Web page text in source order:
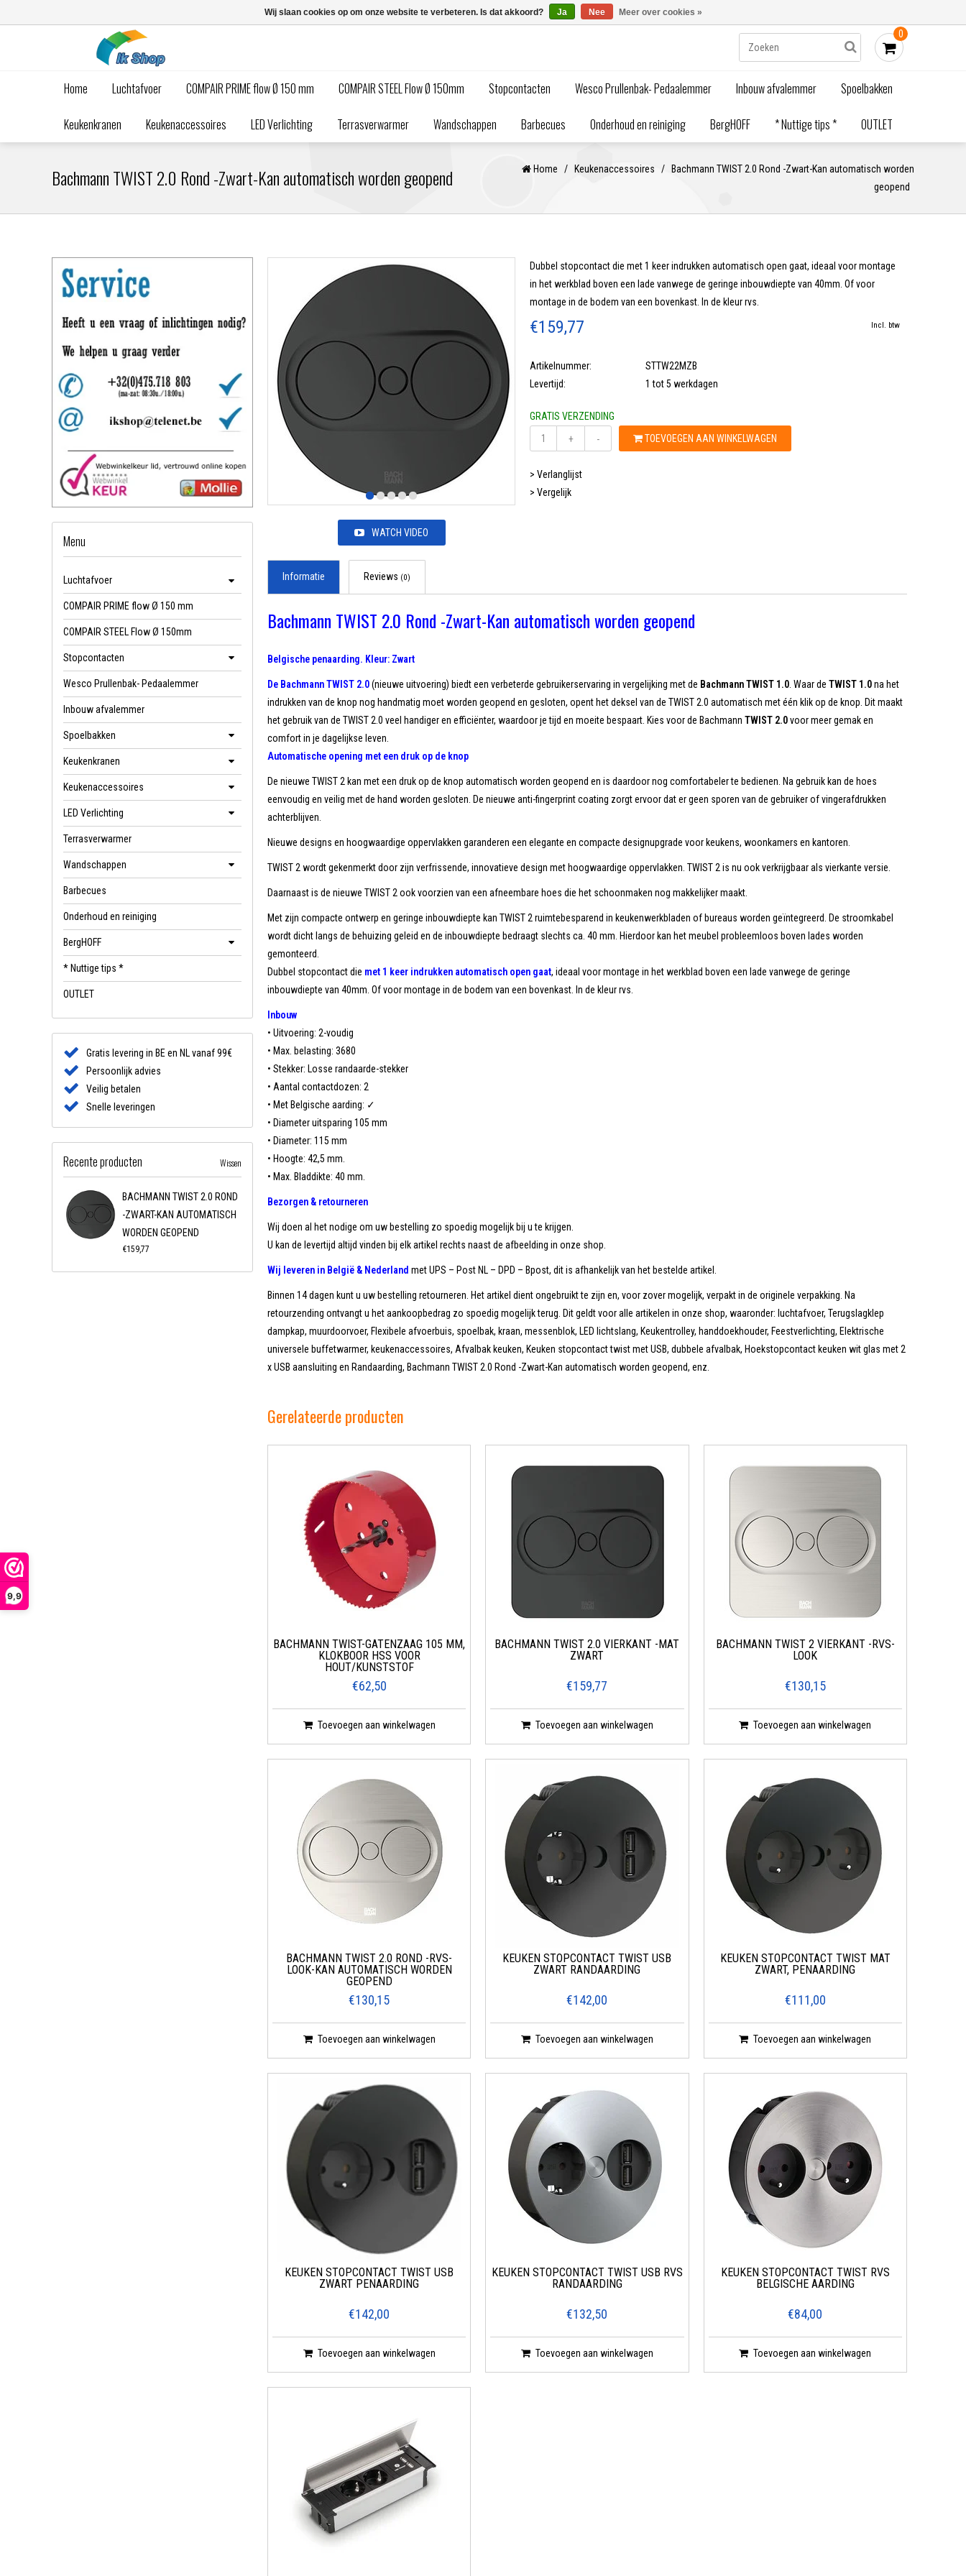
9,9
0
Home Luchtafvoer COMPAIR PRIME flow Ø 150 mm COMPAIR STEEL Flow Ø 150mm Stopcontacten Wesco Prullenbak- Pedaalemmer Inbouw afvalemmer Spoelbakken
Keukenkranen Keukenaccessoires LED Verlichting Terrasverwarmer Wandschappen Barbecues Onderhoud en reiniging BergHOFF * Nuttige tips * OUTLET
Bachmann TWIST 2.0 Rond -Zwart-Kan automatisch worden geopend Home / Keukenaccessoires /
Bachmann TWIST 2.0 Rond -Zwart-Kan automatisch worden
geopend
WATCH VIDEO
Dubbel stopcontact die met 1 keer indrukken automatisch open gaat, ideaal voor montage
in het werkblad boven een lade vanwege de geringe inbouwdiepte van 40mm. Of voor
montage in de bodem van een bovenkast. In de kleur rvs.
€159,77 Incl. btw
Artikelnummer:
STTW22MZB
Levertijd:
1 tot 5 werkdagen
GRATIS VERZENDING
+
- TOEVOEGEN AAN WINKELWAGEN
> Verlanglijst
> Vergelijk
Informatie Reviews (0)
Bachmann TWIST 2.0 Rond -Zwart-Kan automatisch worden geopend
Belgische penaarding. Kleur: Zwart
De Bachmann TWIST 2.0(nieuwe uitvoering) biedt een verbeterde gebruikerservaring in vergelijking met de Bachmann TWIST 1.0 . Waar de TWIST 1.0na het
indrukken van de knop nog handmatig moet worden geopend en gesloten, opent het deksel van de TWIST 2.0 automatisch met één klik op de knop. Dit maakt
het gebruik van de TWIST 2.0 veel handiger en efficiënter, waardoor je tijd en moeite bespaart. Kies voor de Bachmann TWIST 2.0voor meer gemak en
comfort in je dagelijkse leven.
Automatische opening met een druk op de knop
De nieuwe TWIST 2 kan met een druk op de knop automatisch worden geopend en is daardoor nog comfortabeler te bedienen. Na gebruik kan de hoes
eenvoudig en veilig met de hand worden gesloten. De nieuwe anti-fingerprint coating zorgt ervoor dat er geen sporen van de gebruiker of vingerafdrukken
achterblijven.
Nieuwe designs en hoogwaardige oppervlakken garanderen een elegante en compacte designupgrade voor keukens, woonkamers en kantoren.
TWIST 2 wordt gekenmerkt door zijn verfrissende, innovatieve design met hoogwaardige oppervlakken. TWIST 2 is nu ook verkrijgbaar als vierkante versie.
Daarnaast is de nieuwe TWIST 2 ook voorzien van een afneembare hoes die het schoonmaken nog makkelijker maakt.
Met zijn compacte ontwerp en geringe inbouwdiepte kan TWIST 2 ruimtebesparend in keukenwerkbladen of bureaus worden geïntegreerd. De stroomkabel
wordt dicht langs de behuizing geleid en de inbouwdiepte bedraagt slechts ca. 40 mm. Hierdoor kan het meubel probleemloos boven lades worden
gemonteerd.
Dubbel stopcontact die met 1 keer indrukken automatisch open gaat, ideaal voor montage in het werkblad boven een lade vanwege de geringe
inbouwdiepte van 40mm. Of voor montage in de bodem van een bovenkast. In de kleur rvs.
Inbouw
• Uitvoering: 2-voudig
• Max. belasting: 3680
• Stekker: Losse randaarde-stekker
• Aantal contactdozen: 2
• Met Belgische aarding: ✓
• Diameter uitsparing 105 mm
• Diameter: 115 mm
• Hoogte: 42,5 mm.
• Max. Bladdikte: 40 mm.
Bezorgen & retourneren
Wij doen al het nodige om uw bestelling zo spoedig mogelijk bij u te krijgen.
U kan de levertijd altijd vinden bij elk artikel rechts naast de afbeelding in onze shop.
Wij leveren in België & Nederland met UPS – Post NL – DPD – Bpost, dit is afhankelijk van het bestelde artikel.
Binnen 14 dagen kunt u uw bestelling retourneren. Het artikel dient ongebruikt te zijn en, voor zover mogelijk, verpakt in de originele verpakking. Na
retourzending ontvangt u het aankoopbedrag zo spoedig mogelijk terug. Dit geldt voor alle artikelen in onze shop, waaronder: luchtafvoer, Terugslagklep
dampkap, muurdoorvoer, Flexibele afvoerbuis, spoelbak, kraan, messenblok, LED lichtslang, Keukentrolley, handdoekhouder, Feestverlichting, Elektrische
universele buffetwarmer, keukenaccessoires, Afvalbak keuken, Keuken stopcontact twist met USB, dubbele afvalbak, Hoekstopcontact keuken wit glas met 2
x USB aansluiting en Randaarding, Bachmann TWIST 2.0 Rond -Zwart-Kan automatisch worden geopend, enz.
Gerelateerde producten
BACHMANN TWIST-GATENZAAG 105 MM,
KLOKBOOR HSS VOOR
HOUT/KUNSTSTOF
€62,50
Toevoegen aan winkelwagen
BACHMANN TWIST 2.0 VIERKANT -MAT
ZWART
€159,77
Toevoegen aan winkelwagen
BACHMANN TWIST 2 VIERKANT -RVS-
LOOK
€130,15
Toevoegen aan winkelwagen
BACHMANN TWIST 2.0 ROND -RVS-
LOOK-KAN AUTOMATISCH WORDEN
GEOPEND
€130,15
Toevoegen aan winkelwagen
KEUKEN STOPCONTACT TWIST USB
ZWART RANDAARDING
€142,00
Toevoegen aan winkelwagen
KEUKEN STOPCONTACT TWIST MAT
ZWART, PENAARDING
€111,00
Toevoegen aan winkelwagen
KEUKEN STOPCONTACT TWIST USB
ZWART PENAARDING
€142,00
Toevoegen aan winkelwagen
KEUKEN STOPCONTACT TWIST USB RVS
RANDAARDING
€132,50
Toevoegen aan winkelwagen
KEUKEN STOPCONTACT TWIST RVS
BELGISCHE AARDING
€84,00
Toevoegen aan winkelwagen
Menu
Luchtafvoer
COMPAIR PRIME flow Ø 150 mm
COMPAIR STEEL Flow Ø 150mm
Stopcontacten
Wesco Prullenbak- Pedaalemmer
Inbouw afvalemmer
Spoelbakken
Keukenkranen
Keukenaccessoires
LED Verlichting
Terrasverwarmer
Wandschappen
Barbecues
Onderhoud en reiniging
BergHOFF
* Nuttige tips *
OUTLET
Gratis levering in BE en NL vanaf 99€
Persoonlijk advies
Veilig betalen
Snelle leveringen
Recente producten Wissen
BACHMANN TWIST 2.0 ROND
-ZWART-KAN AUTOMATISCH
WORDEN GEOPEND
€159,77
Wij slaan cookies op om onze website te verbeteren. Is dat akkoord? Ja Nee Meer over cookies »